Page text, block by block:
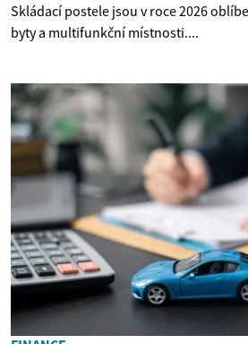
Skládací postele jsou v roce 2026
byty a multifunkční místnosti....